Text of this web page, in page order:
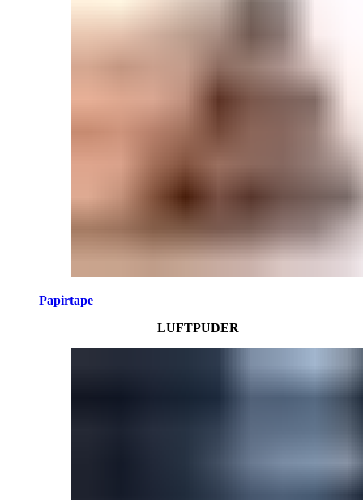
Papirtape
LUFTPUDER